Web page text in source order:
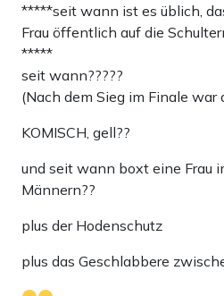
*****seit wann ist es üblich,
Frau öffentlich auf die
*****
seit wann?????
(Nach dem Sieg im Finale war
KOMISCH, gell??
und seit wann boxt eine Frau
Männern??
plus der Hodenschutz
plus das Geschlabbere